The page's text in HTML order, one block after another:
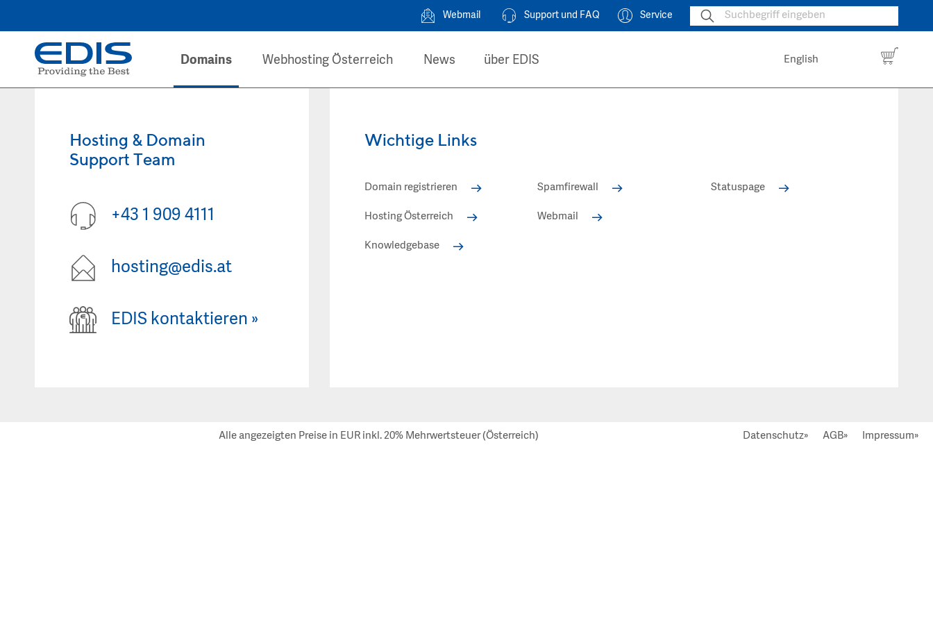
Webmail Support und FAQ Service
Domains Webhosting Österreich News über EDIS English
Hosting & Domain
Support Team
+43 1 909 4111
hosting@edis.at
EDIS kontaktieren »
Wichtige Links
Domain registrieren
Hosting Österreich
Knowledgebase
Spamfirewall
Webmail
Statuspage
Alle angezeigten Preise in EUR inkl. 20% Mehrwertsteuer (Österreich) Datenschutz» AGB» Impressum»